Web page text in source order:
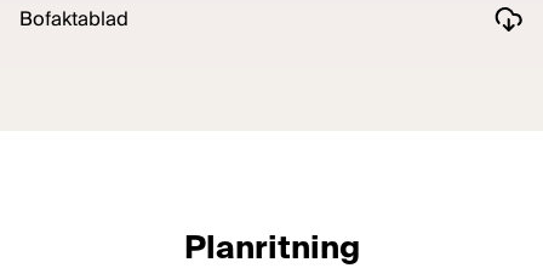
Bofaktablad
Planritning